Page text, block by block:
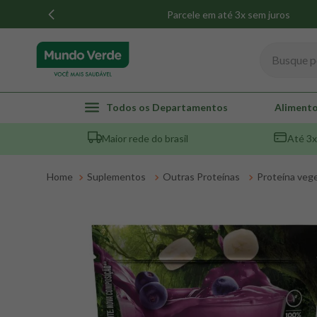
Parcele em até 3x sem juros
Todos os Departamentos
Maior rede do brasil Até
Suplementos Outras Proteínas Proteína
TERMOS MAIS BUSCADOS
1º whey
2º creatina
omega 3
7º maca peruana
8º snack proteico mundo verde
9 psyllium